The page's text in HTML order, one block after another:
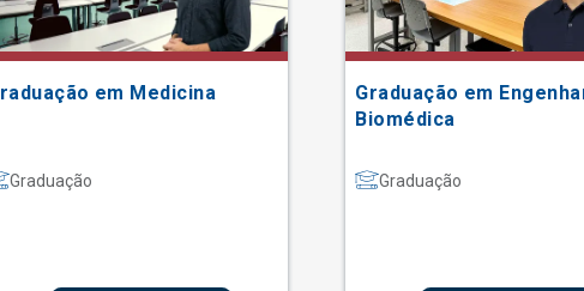
em Medicina
Graduação
Graduação em
Biomédica
Graduação